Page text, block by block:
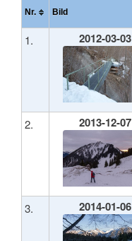
Nr. Bild
1. 2012-03-03
2. 2013-12-07
3. 2014-01-06